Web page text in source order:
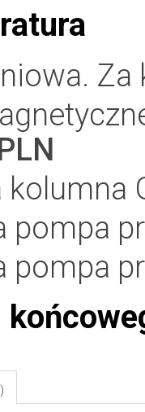
kolumna
pompa
pompa